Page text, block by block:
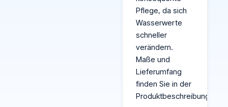
Pflege, da sich
Wasserwerte
schneller
verändern.
Maße und
Lieferumfang
finden Sie in der
Produktbeschreibung.